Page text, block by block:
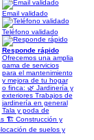
Email validado
Teléfono validado
Responde rápido
Ofrecemos una amplia
gama de servicios
para el mantenimiento
y mejora de tu hogar
o finca: 🌿 Jardinería y
exteriores Trabajos de
jardinería en general
Tala y poda de
🏗️ Construcción y
de suelos y